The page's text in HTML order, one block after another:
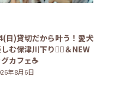
日)貸切だから叶う！愛犬
む保津川下り🚣‍♀️＆NEW
グカフェ☕️
年8月6日